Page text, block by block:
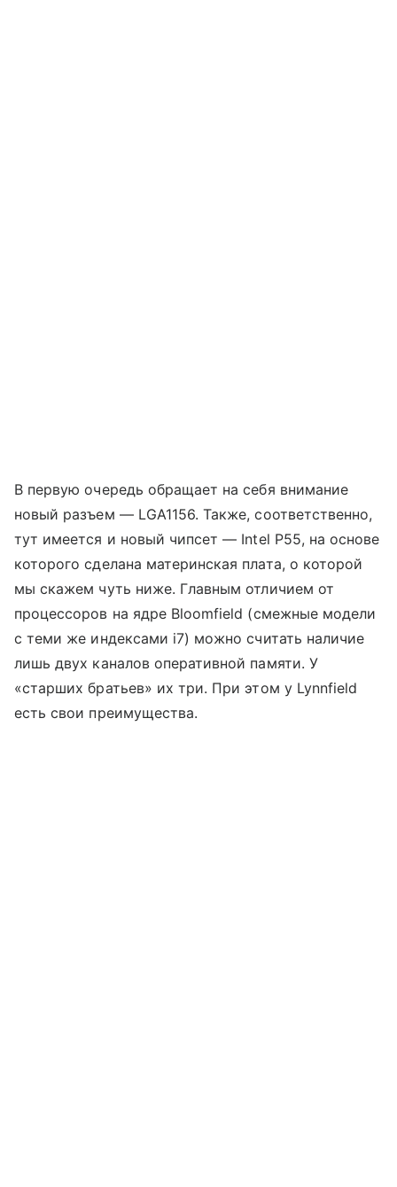
В первую очередь обращает на себя внимание
новый разъем — LGA1156. Также, соответственно,
тут имеется и новый чипсет — Intel P55, на основе
которого сделана материнская плата, о которой
мы скажем чуть ниже. Главным отличием от
процессоров на ядре Bloomfield (смежные модели
с теми же индексами i7) можно считать наличие
лишь двух каналов оперативной памяти. У
«старших братьев» их три. При этом у Lynnfield
есть свои преимущества.